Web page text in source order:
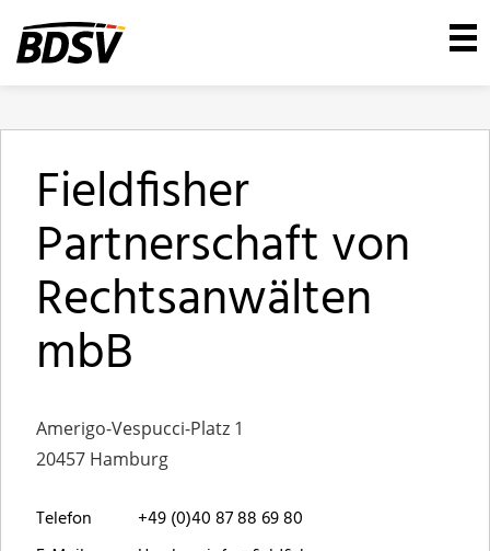
Fieldfisher
Partnerschaft von
Rechtsanwälten
mbB
Amerigo-Vespucci-Platz 1
20457 Hamburg
Telefon
+49 (0)40 87 88 69 80